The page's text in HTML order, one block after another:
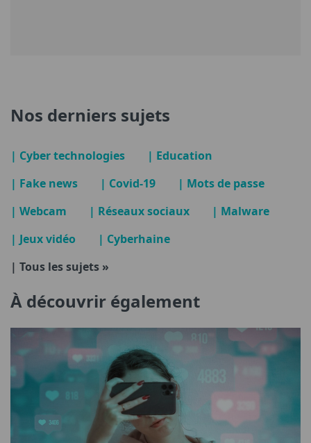
Nos derniers sujets
| Cyber technologies
| Education
| Fake news
| Covid-19
| Mots de passe
| Webcam
| Réseaux sociaux
| Malware
| Jeux vidéo
| Cyberhaine
| Tous les sujets »
À découvrir également